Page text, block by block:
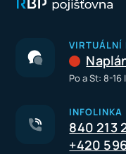
VIRTUÁLNÍ
Po a St: 8-16
INFOLINKA
840 213
+420